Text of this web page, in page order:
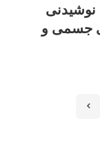
نوشیدنی
جسمی و